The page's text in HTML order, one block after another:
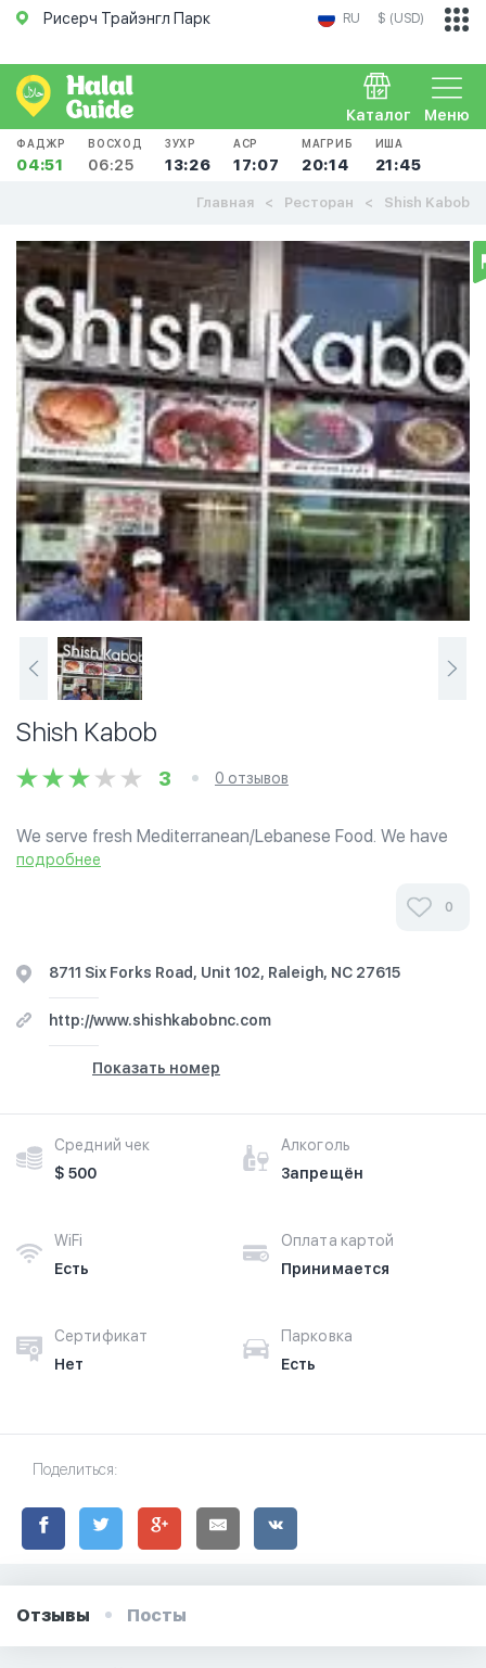
Рисерч Трайэнгл Парк RU $ (USD)
Меню
Каталог
ФАДЖР
04:51
ВОСХОД
06:25
ЗУХР
13:26
АСР
17:07
МАГРИБ
20:14
ИША
21:45
Главная Ресторан Shish Kabob
Shish Kabob
3 0 отзывов
We serve fresh Mediterranean/Lebanese Food. We have
Gyro Style Sandwhiches, Kabobs, Platters, Salads, Sides,
подробнее
0
8711 Six Forks Road, Unit 102, Raleigh, NC 27615
http://www.shishkabobnc.com
Показать номер
Средний чек
$ 500
Алкоголь
Запрещён
WiFi
Есть
Оплата картой
Принимается
Сертификат
Нет
Парковка
Есть
Поделиться:
Отзывы Посты